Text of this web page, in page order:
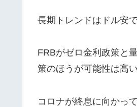
長期トレンドはドル安
FRBがゼロ金利政策と
策のほうが可能性は高い
コロナが終息に向かっ